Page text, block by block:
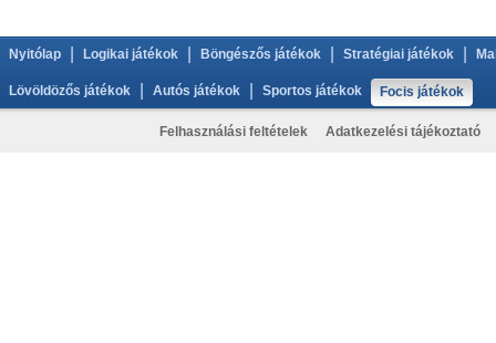
Nyitólap Logikai játékok Böngészős játékok Stratégiai játékok
Lövöldözős játékok Autós játékok Sportos játékok Focis játékok
Felhasználási feltételek Adatkezelési tájékoztató